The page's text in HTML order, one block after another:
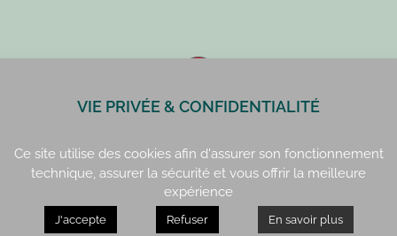
Paris : 01 42 34 14 59
VIE PRIVÉE & CONFIDENTIALITÉ
Ce site utilise des cookies afin d'assurer son fonctionnement
technique, assurer la sécurité et vous offrir la meilleure
expérience
J'accepte Refuser En savoir plus